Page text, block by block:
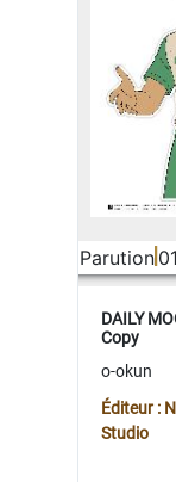
Parution
DAILY
Copy
o-okun
Éditeur :
Studio